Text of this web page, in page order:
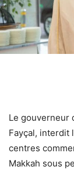
Le gouverneur
Fayçal, interdit
centres
Makkah sous